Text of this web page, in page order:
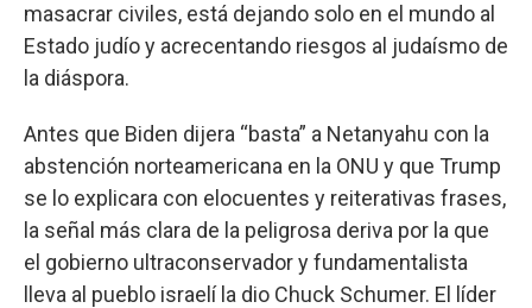
masacrar civiles, está dejando solo en el mundo al
Estado judío y acrecentando riesgos al judaísmo de
la diáspora.
Antes que Biden dijera “basta” a Netanyahu con la
abstención norteamericana en la ONU y que Trump
se lo explicara con elocuentes y reiterativas frases,
la señal más clara de la peligrosa deriva por la que
el gobierno ultraconservador y fundamentalista
lleva al pueblo israelí la dio Chuck Schumer. El líder